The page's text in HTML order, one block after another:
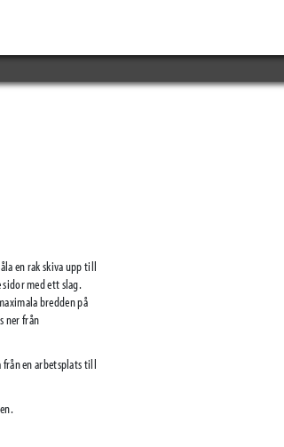
en rak skiva upp till
med ett slag.
bredden på
ner från
en arbetsplats till